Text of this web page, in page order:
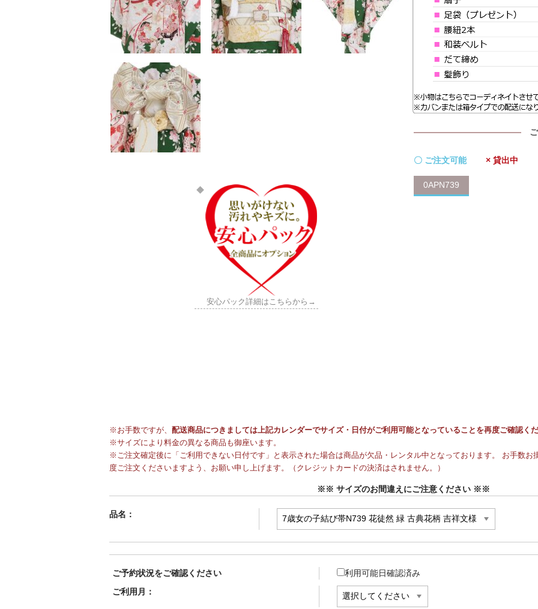
安心パック詳細はこちらから→
〇 ご注文可能 × 貸出中
0APN739
※お手数ですが、 配送商品につきましては上記カレンダーでサイズ・日付がご利用可能となっていることを再度ご確認く
※サイズにより料金の異なる商品も御座います。
※ご注文確定後に「ご利用できない日付です」と表示された場合は商品が欠品・レンタル中となっております。 お手数お
度ご注文くださいますよう、お願い申し上げます。（クレジットカードの決済はされません。）
※※ サイズのお間違えにご注意ください ※※
品名：
ご予約状況をご確認ください
利用可能日確認済み
ご利用月：